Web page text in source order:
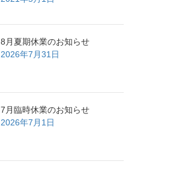
8月夏期休業のお知らせ
2026年7月31日
7月臨時休業のお知らせ
2026年7月1日